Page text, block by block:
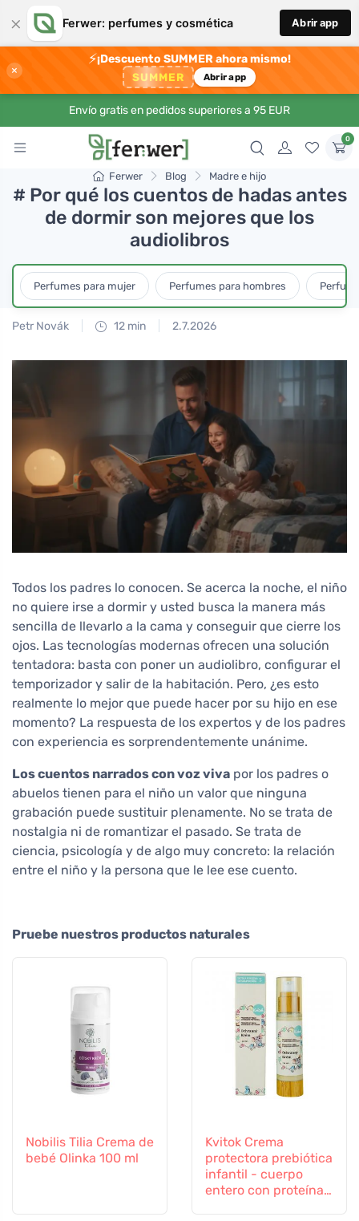
× Ferwer: perfumes y cosmética Abrir app
×
⚡¡Descuento SUMMER ahora mismo!
SUMMER Abrir app
Envío gratis en pedidos superiores a 95 EUR
0
Ferwer Blog Madre e hijo
# Por qué los cuentos de hadas antes
de dormir son mejores que los
audiolibros
Perfumes para mujer Perfumes para hombres
Petr Novák 12 min 2.7.2026
Todos los padres lo conocen. Se acerca la noche, el niño
no quiere irse a dormir y usted busca la manera más
sencilla de llevarlo a la cama y conseguir que cierre los
ojos. Las tecnologías modernas ofrecen una solución
tentadora: basta con poner un audiolibro, configurar el
temporizador y salir de la habitación. Pero, ¿es esto
realmente lo mejor que puede hacer por su hijo en ese
momento? La respuesta de los expertos y de los padres
con experiencia es sorprendentemente unánime.
Los cuentos narrados con voz viva por los padres o
abuelos tienen para el niño un valor que ninguna
grabación puede sustituir plenamente. No se trata de
nostalgia ni de romantizar el pasado. Se trata de
ciencia, psicología y de algo muy concreto: la relación
entre el niño y la persona que le lee ese cuento.
Pruebe nuestros productos naturales
Nobilis Tilia Crema de
bebé Olinka 100 ml
Kvitok Crema
protectora prebiótica
infantil - cuerpo
entero con proteína